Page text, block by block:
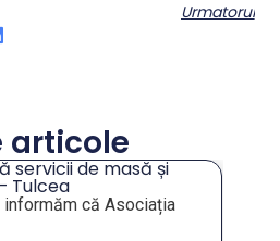
Urmatorul
articole
servicii de masă și
Tulcea
informăm că Asociația